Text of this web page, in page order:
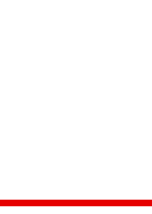
反社会的勢力に対する
書面による個人情報の